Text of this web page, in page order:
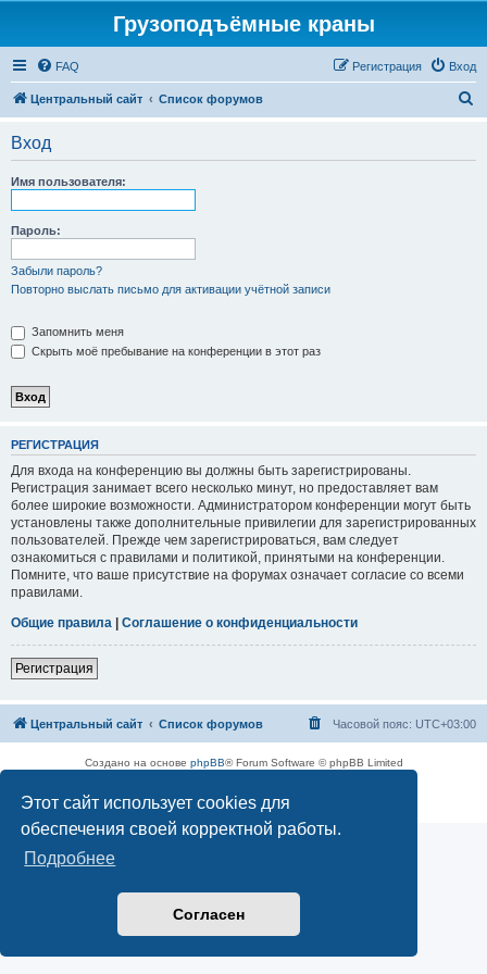
Этот сайт использует cookies для
обеспечения своей корректной работы.
Подробнее
Согласен
Грузоподъёмные краны
FAQ Вход
Регистрация
Центральный сайт Список форумов
Вход
Имя пользователя:
Пароль:
Забыли пароль?
Повторно выслать письмо для активации учётной записи
Запомнить меня
Скрыть моё пребывание на конференции в этот раз
РЕГИСТРАЦИЯ
Для входа на конференцию вы должны быть зарегистрированы.
Регистрация занимает всего несколько минут, но предоставляет вам
более широкие возможности. Администратором конференции могут быть
установлены также дополнительные привилегии для зарегистрированных
пользователей. Прежде чем зарегистрироваться, вам следует
ознакомиться с правилами и политикой, принятыми на конференции.
Помните, что ваше присутствие на форумах означает согласие со всеми
правилами.
Общие правила | Соглашение о конфиденциальности
Регистрация
Центральный сайт Список форумов Часовой пояс: UTC+03:00
Создано на основе phpBB® Forum Software © phpBB Limited
Конфиденциальность|Правила